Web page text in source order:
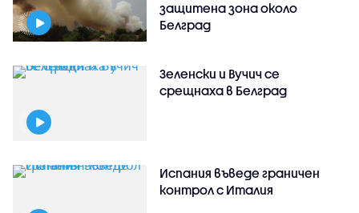
защитена зона около
Белград
Зеленски и Вучич се
срещнаха в Белград
Испания въведе граничен
контрол с Италия